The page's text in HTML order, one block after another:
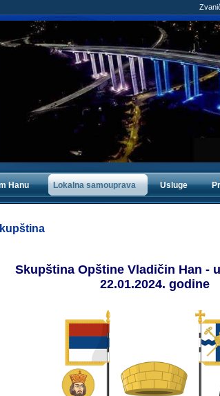
Hanu Lokalna samouprava Usluge
Skupština Opštine Vladičin Han -
22.01.2024. godine